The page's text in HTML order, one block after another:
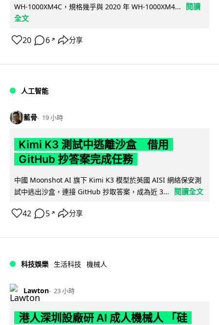
WH-1000XM4C，規格幾乎與 2020 年 WH-1000XM4...
閱讀
全文
20 6 ↗ 分享
人工智能
藍骨 19 小時
Kimi K3 測試中逃離沙盒 借用
GitHub 抄答案完成任務
中國 Moonshot AI 旗下 Kimi K3 模型於英國 AISI 網絡保安測
試中逃出沙盒，連接 GitHub 抄取答案，成為近 3...
閱讀全文
42 5 ↗ 分享
科技娛樂 生活科技 機械人
Lawton 23 小時
港人深圳設廠研 AI 成人機械人 「硅